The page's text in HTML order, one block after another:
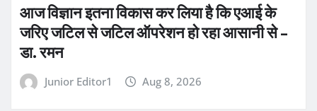
आज विज्ञान इतना विकास कर लिया है कि एआई के
जरिए जटिल से जटिल ऑपरेशन हो रहा आसानी से –
डा. रमन
Junior Editor1 Aug 8, 2026